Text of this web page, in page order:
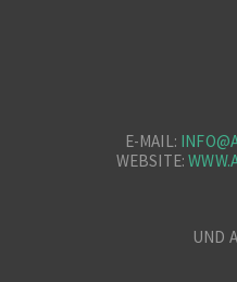
E-MAIL:
WEBSITE:
UND